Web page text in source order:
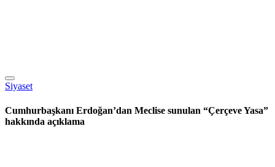
Siyaset
Cumhurbaşkanı Erdoğan’dan Meclise sunulan “Çerçeve Yasa”
hakkında açıklama